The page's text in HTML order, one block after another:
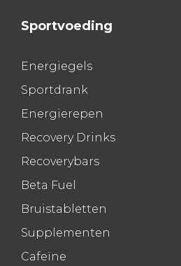
Sportvoeding
Energiegels
Sportdrank
Energierepen
Recovery Drinks
Recoverybars
Beta Fuel
Bruistabletten
Supplementen
Cafeïne